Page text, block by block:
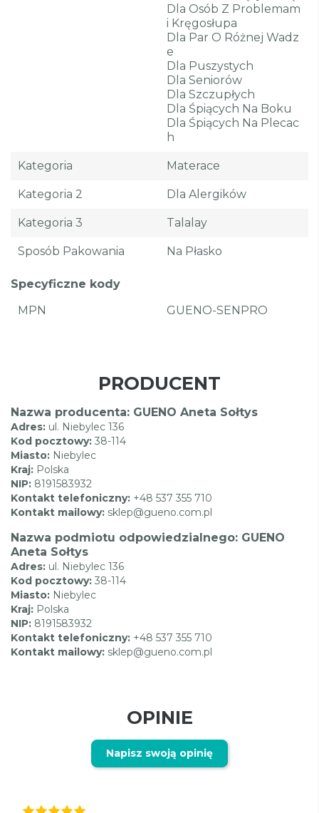
Dla Osób Z Problemam
I Kręgosłupa
Dla Par O Różnej Wadz
E
Dla Puszystych
Dla Seniorów
Dla Szczupłych
Dla Śpiących Na Boku
Dla Śpiących Na Plecac
H
Kategoria Materace
Kategoria 2 Dla Alergików
Kategoria 3 Talalay
Sposób Pakowania Na Płasko
Specyficzne kody
MPN
GUENO-SENPRO
PRODUCENT
Nazwa producenta: GUENO Aneta Sołtys
Adres: ul. Niebylec 136
Kod pocztowy: 38-114
Miasto: Niebylec
Kraj: Polska
NIP: 8191583932
Kontakt telefoniczny: +48 537 355 710
Kontakt mailowy: sklep@gueno.com.pl
Nazwa podmiotu odpowiedzialnego: GUENO
Aneta Sołtys
Adres: ul. Niebylec 136
Kod pocztowy: 38-114
Miasto: Niebylec
Kraj: Polska
NIP: 8191583932
Kontakt telefoniczny: +48 537 355 710
Kontakt mailowy: sklep@gueno.com.pl
OPINIE
Napisz swoją opinię